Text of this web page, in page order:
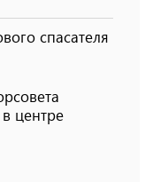
спасателя
центре